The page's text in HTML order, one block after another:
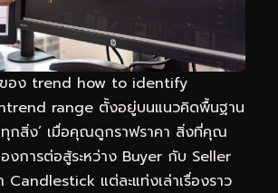
ของ trend how to identify
range ตั้งอยู่บนแนวคิดพื้นฐาน
ทุกสิ่ง’ เมื่อคุณดูกราฟราคา สิ่งที่คุณ
งการต่อสู้ระหว่าง Buyer กับ Seller
Candlestick แต่ละแท่งเล่าเรื่องราว